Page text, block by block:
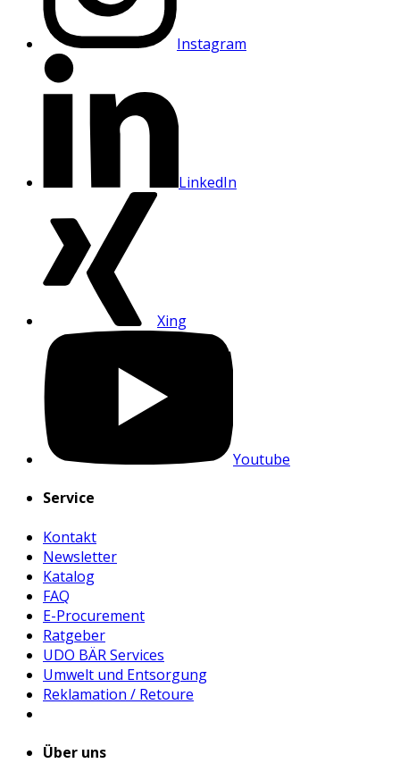
Instagram
LinkedIn
Xing
Youtube
Service
Kontakt
Newsletter
Katalog
FAQ
E-Procurement
Ratgeber
UDO BÄR Services
Umwelt und Entsorgung
Reklamation / Retoure
Über uns